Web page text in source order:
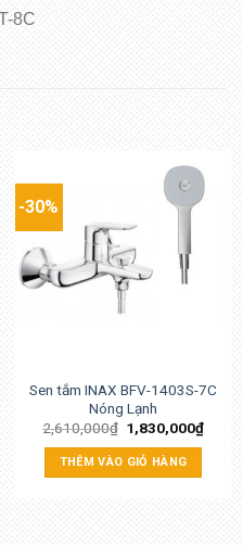
-30%
Sen tắm INAX BFV-1403S-7C
Nóng Lạnh
2,610,000₫ 1,830,000₫
THÊM VÀO GIỎ HÀNG